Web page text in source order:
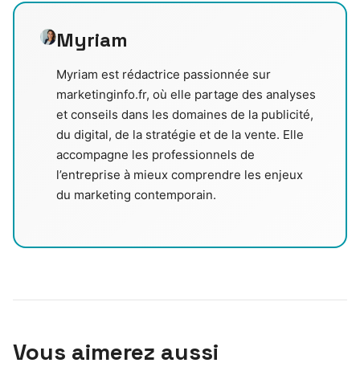
Myriam
Myriam est rédactrice passionnée sur
marketinginfo.fr, où elle partage des analyses
et conseils dans les domaines de la publicité,
du digital, de la stratégie et de la vente. Elle
accompagne les professionnels de
l’entreprise à mieux comprendre les enjeux
du marketing contemporain.
Vous aimerez aussi